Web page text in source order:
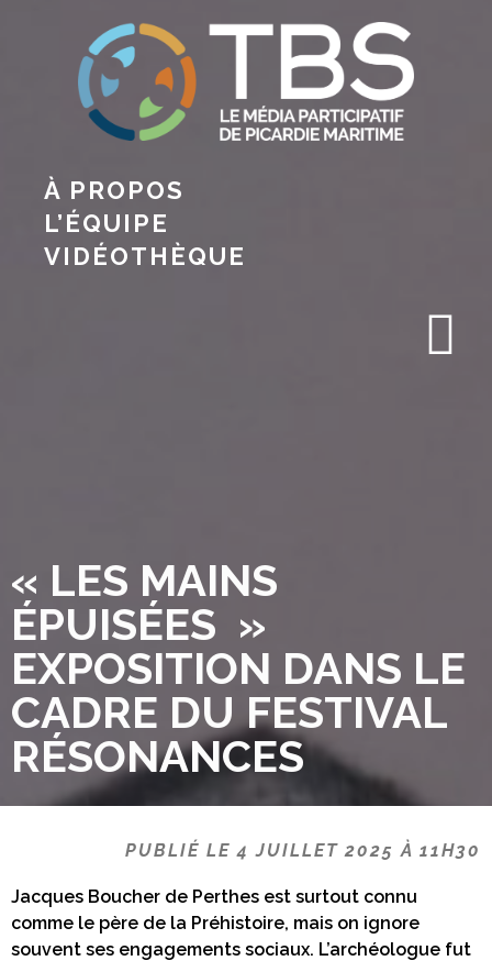
À PROPOS
L’ÉQUIPE
VIDÉOTHÈQUE
« LES MAINS
ÉPUISÉES »
EXPOSITION DANS LE
CADRE DU FESTIVAL
RÉSONANCES
PUBLIÉ LE 4 JUILLET 2025 À 11H30
Jacques Boucher de Perthes est surtout connu
comme le père de la Préhistoire, mais on ignore
souvent ses engagements sociaux. L’archéologue fut